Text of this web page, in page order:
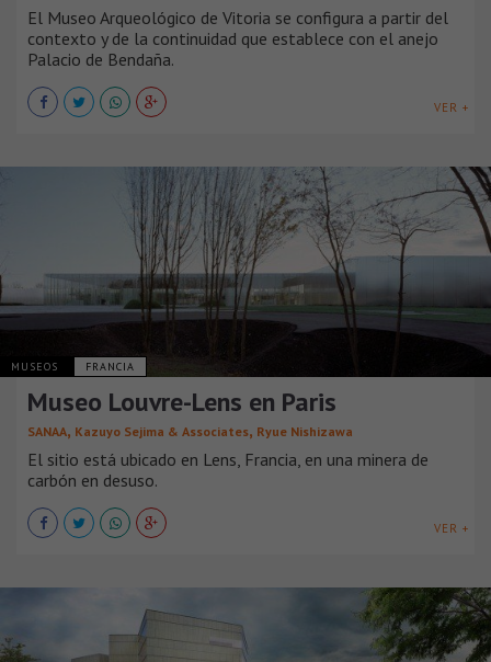
El Museo Arqueológico de Vitoria se configura a partir del
contexto y de la continuidad que establece con el anejo
Palacio de Bendaña.
VER +
MUSEOS FRANCIA
Museo Louvre-Lens en Paris
SANAA, Kazuyo Sejima & Associates, Ryue Nishizawa
El sitio está ubicado en Lens, Francia, en una minera de
carbón en desuso.
VER +